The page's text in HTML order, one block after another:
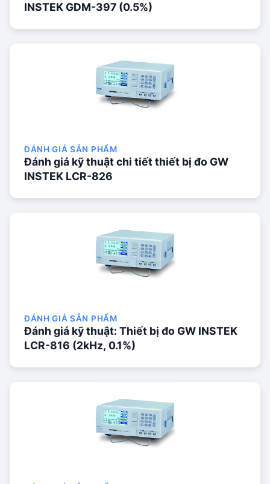
INSTEK GDM-397 (0.5%)
ĐÁNH GIÁ SẢN PHẨM
Đánh giá kỹ thuật chi tiết thiết bị đo GW
INSTEK LCR-826
ĐÁNH GIÁ SẢN PHẨM
Đánh giá kỹ thuật: Thiết bị đo GW INSTEK
LCR-816 (2kHz, 0.1%)